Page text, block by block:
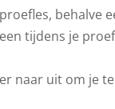
behalve
tijdens je
naar uit om je